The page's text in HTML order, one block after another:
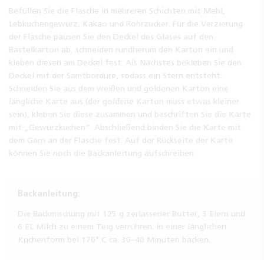
Befüllen Sie die Flasche in mehreren Schichten mit Mehl,
Lebkuchengewürz, Kakao und Rohrzucker. Für die Verzierung
der Flasche pausen Sie den Deckel des Glases auf den
Bastelkarton ab, schneiden rundherum den Karton ein und
kleben diesen am Deckel fest. Als Nächstes bekleben Sie den
Deckel mit der Samtbordüre, sodass ein Stern entsteht.
Schneiden Sie aus dem weißen und goldenen Karton eine
längliche Karte aus (der goldene Karton muss etwas kleiner
sein), kleben Sie diese zusammen und beschriften Sie die Karte
mit „Gewürzkuchen“. Abschließend binden Sie die Karte mit
dem Garn an der Flasche fest. Auf der Rückseite der Karte
können Sie noch die Backanleitung aufschreiben.
Backanleitung:
Die Backmischung mit 125 g zerlassener Butter, 3 Eiern und
6 EL Milch zu einem Teig verrühren. In einer länglichen
Kuchenform bei 170° C ca. 30–40 Minuten backen.